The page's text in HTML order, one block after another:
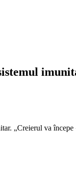
„Creierul va